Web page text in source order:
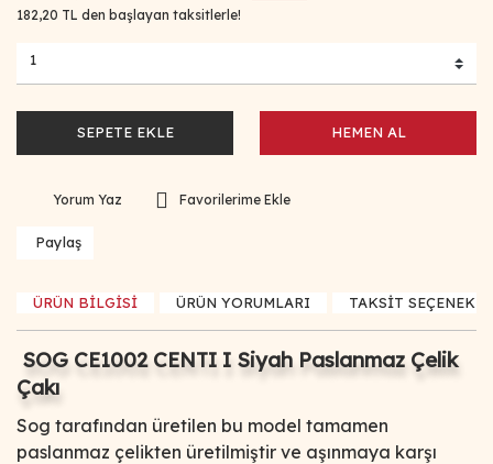
182,20 TL den başlayan taksitlerle!
SEPETE EKLE HEMEN AL
Yorum Yaz
Paylaş
ÜRÜN BİLGİSİ ÜRÜN YORUMLARI TAKSİT
SOG CE1002 CENTI I Siyah Paslanmaz Çelik
Çakı
Sog tarafından üretilen bu model tamamen
paslanmaz çelikten üretilmiştir ve aşınmaya karşı